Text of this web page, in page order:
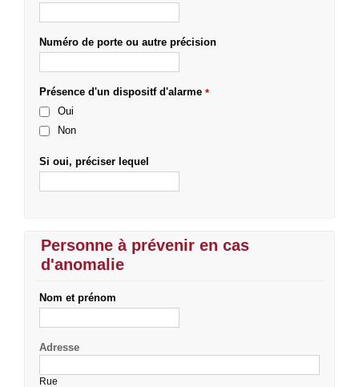
Numéro de porte ou autre précision
Présence d'un dispositf d'alarme *
Oui
Non
Si oui, préciser lequel
Personne à prévenir en cas
d'anomalie
Nom et prénom
Adresse
Rue